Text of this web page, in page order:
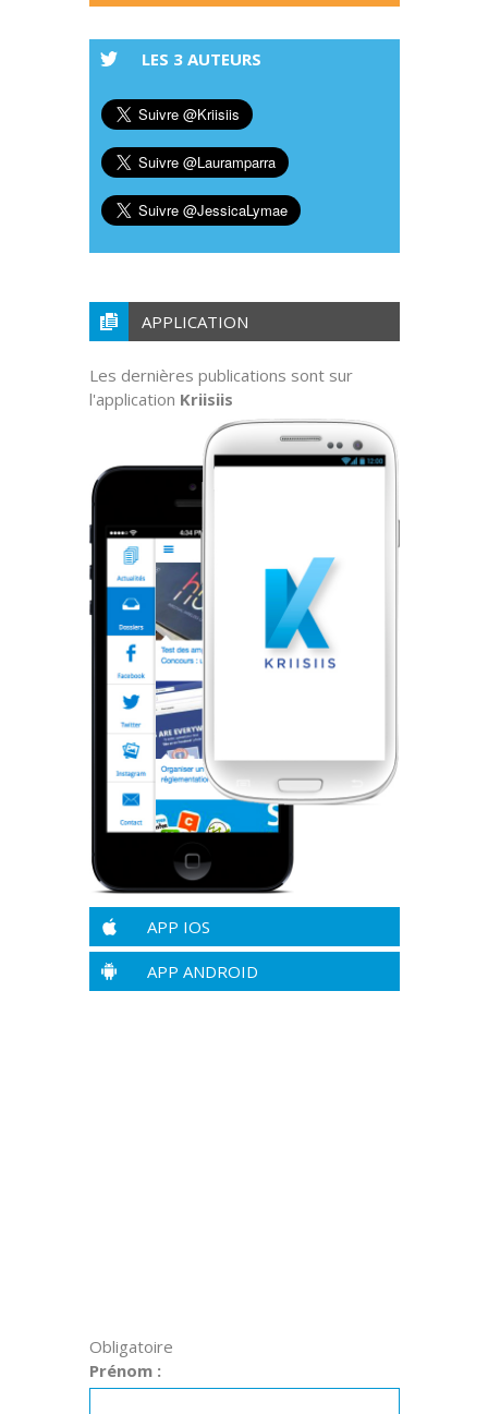
LES 3 AUTEURS
APPLICATION
Les dernières publications sont sur
l'application Kriisiis
APP IOS
APP ANDROID
Obligatoire
Prénom :